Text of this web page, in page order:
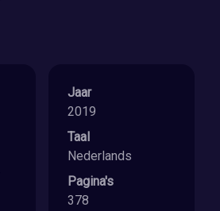
Jaar
2019
Taal
Nederlands
Pagina's
378